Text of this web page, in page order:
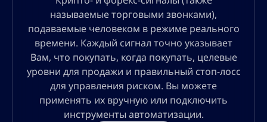
называемые торговыми звонками),
подаваемые человеком в режиме реального
времени. Каждый сигнал точно указывает
Вам, что покупать, когда покупать, целевые
уровни для продажи и правильный стоп-лосс
для управления риском. Вы можете
применять их вручную или подключить
инструменты автоматизации.